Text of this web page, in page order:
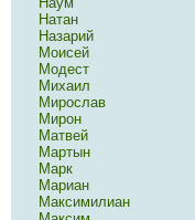
Натан
Назарий
Моисей
Модест
Михаил
Мирослав
Мирон
Матвей
Мартын
Марк
Мариан
Максимилиан